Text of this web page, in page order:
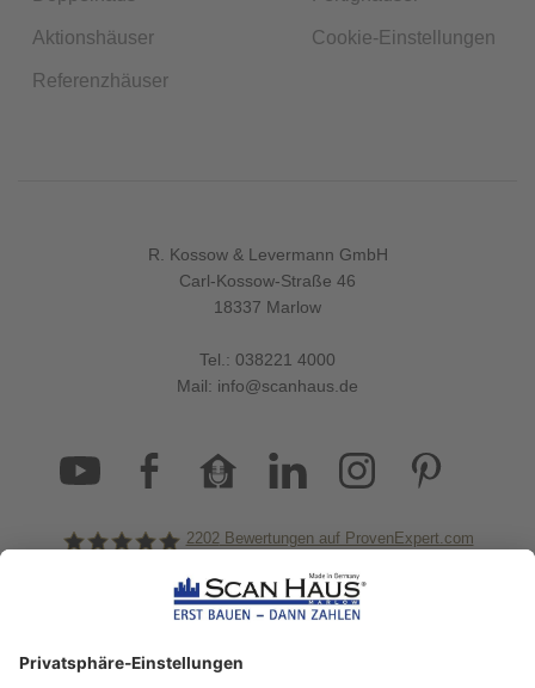
Aktionshäuser
Referenzhäuser
Cookie-Einstellungen
R. Kossow & Levermann GmbH
Carl-Kossow-Straße 46
18337 Marlow
Tel.: 038221 4000
Mail: info@scanhaus.de
ScanHaus Marlow
2202 Bewertungen auf ProvenExpert.com